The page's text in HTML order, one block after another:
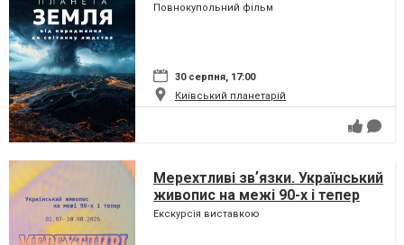
сузір'ями (класична програма)
Повнокупольний фільм
30 серпня, 17:00
Київський планетарій
Мерехтливі звʼязки. Український
живопис на межі 90-х і тепер
Екскурсія виставкою